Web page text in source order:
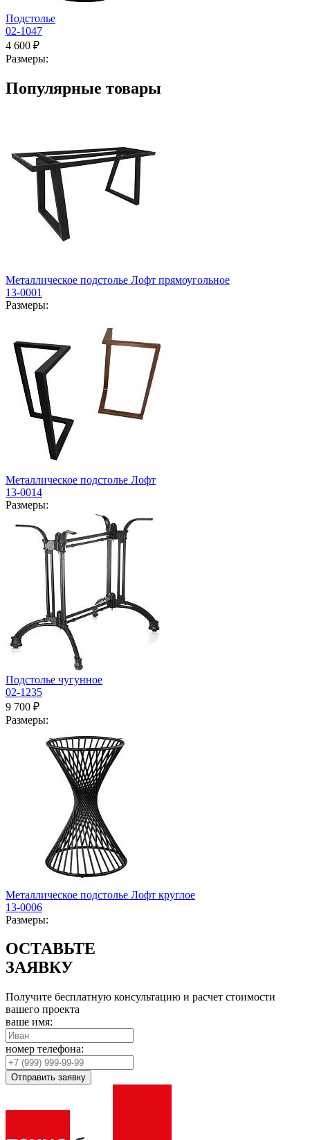
Подстолье
02-1047
4 600 ₽
Размеры:
Популярные товары
Металлическое подстолье Лофт прямоугольное
13-0001
Размеры:
Металлическое подстолье Лофт
13-0014
Размеры:
Подстолье чугунное
02-1235
9 700 ₽
Размеры:
Металлическое подстолье Лофт круглое
13-0006
Размеры:
ОСТАВЬТЕ
ЗАЯВКУ
Получите бесплатную консультацию и расчет стоимости
вашего проекта
ваше имя:
номер телефона:
Отправить заявку